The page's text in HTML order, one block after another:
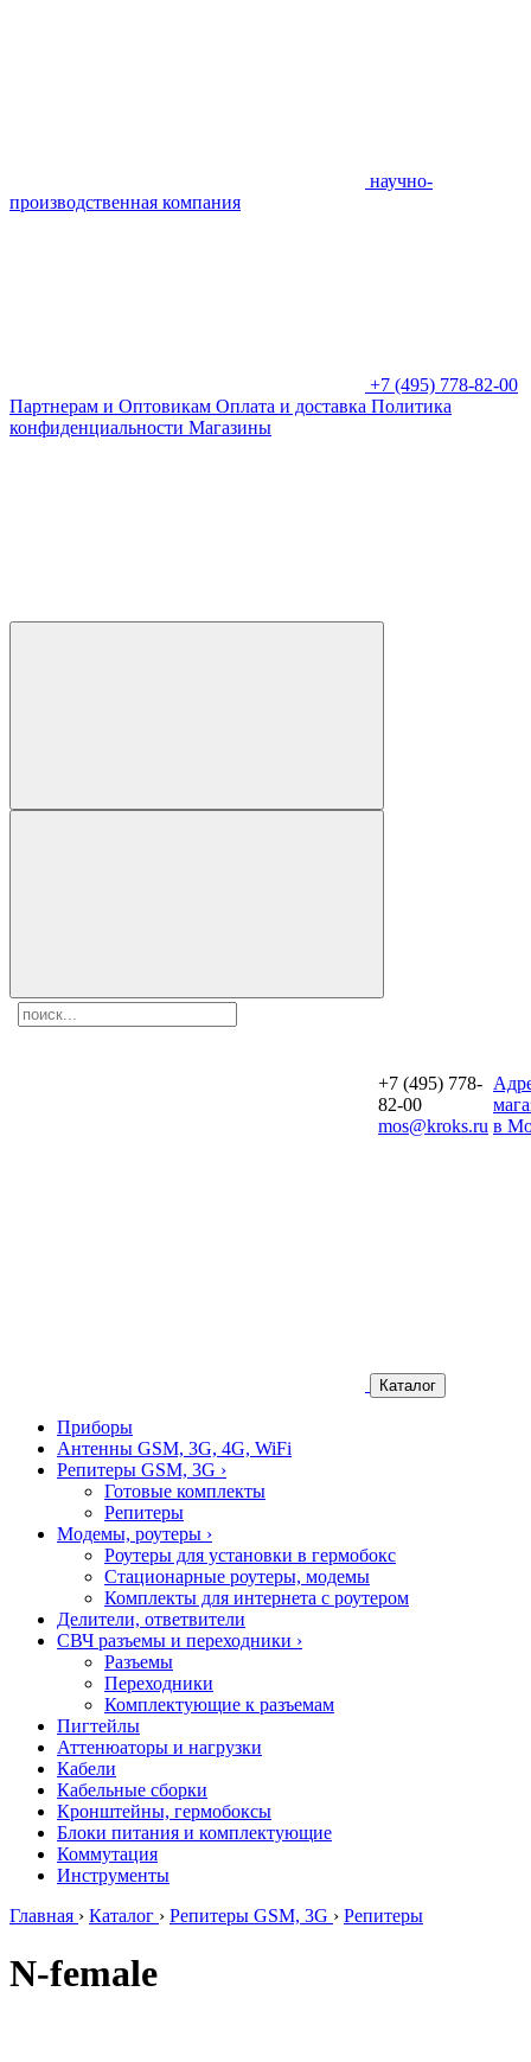
научно-
производственная компания
+7 (495) 778-82-00
Партнерам и Оптовикам Оплата и доставка Политика
конфиденциальности Магазины
+7 (495) 778-
82-00
mos@kroks.ru в
Каталог
Приборы
Антенны GSM, 3G, 4G, WiFi
Репитеры GSM, 3G ›
Готовые комплекты
Репитеры
Модемы, роутеры ›
Роутеры для установки в гермобокс
Стационарные роутеры, модемы
Комплекты для интернета с роутером
Делители, ответвители
СВЧ разъемы и переходники ›
Разъемы
Переходники
Комплектующие к разъемам
Пигтейлы
Аттенюаторы и нагрузки
Кабели
Кабельные сборки
Кронштейны, гермобоксы
Блоки питания и комплектующие
Коммутация
Инструменты
Главная › Каталог › Репитеры GSM, 3G › Репитеры
N-female